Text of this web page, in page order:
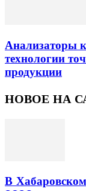
Анализаторы
технологии
продукции
НОВОЕ НА
В